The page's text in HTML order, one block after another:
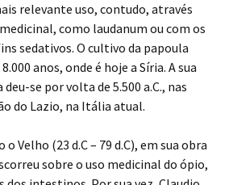
relevante uso, contudo, através
como laudanum ou com os
sedativos. O cultivo da papoula
anos, onde é hoje a Síria. A sua
se por volta de 5.500 a.C., nas
do Lazio, na Itália atual.
Velho (23 d.C – 79 d.C), em sua obra
sobre o uso medicinal do ópio,